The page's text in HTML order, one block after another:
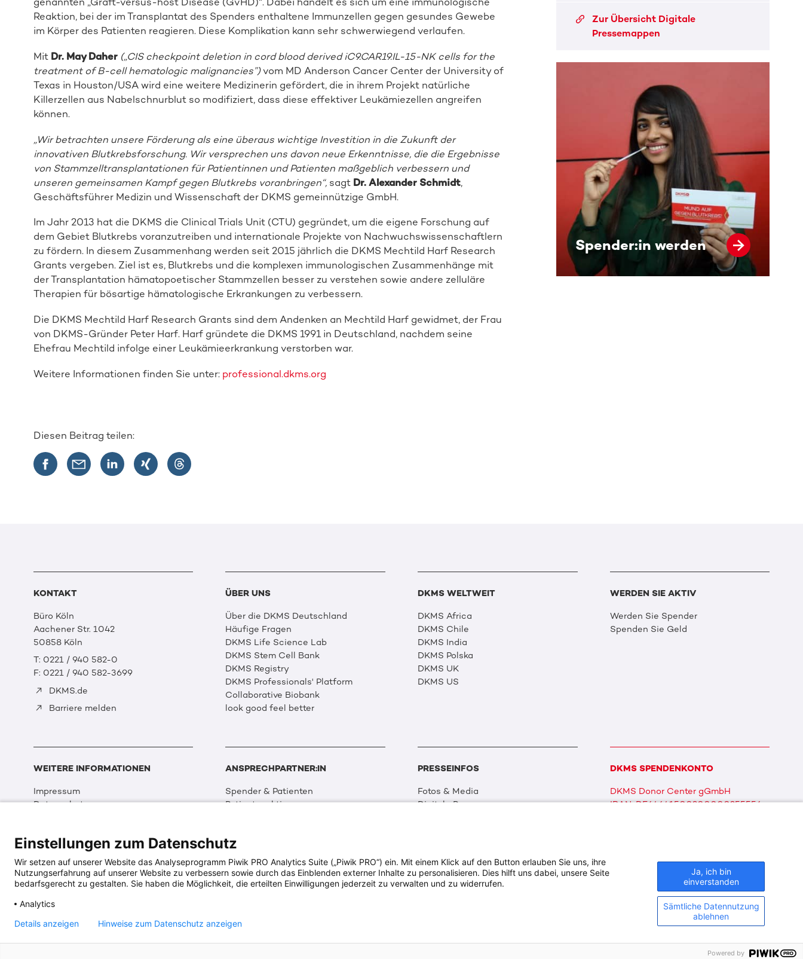
Reaktion, bei der im Transplantat des Spenders enthaltene Immunzellen gegen gesundes Gewebe
im Körper des Patienten reagieren. Diese Komplikation kann sehr schwerwiegend verlaufen.
Mit Dr. May Daher („CIS checkpoint deletion in cord blood derived iC9.CAR19.IL-15-NK cells for the
treatment of B-cell hematologic malignancies”)vom MD Anderson Cancer Center der University of
Texas in Houston/USA wird eine weitere Medizinerin gefördert, die in ihrem Projekt natürliche
Killerzellen aus Nabelschnurblut so modifiziert, dass diese effektiver Leukämiezellen angreifen
können.
„Wir betrachten unsere Förderung als eine überaus wichtige Investition in die Zukunft der
innovativen Blutkrebsforschung. Wir versprechen uns davon neue Erkenntnisse, die die Ergebnisse
von Stammzelltransplantationen für Patientinnen und Patienten maßgeblich verbessern und
unseren gemeinsamen Kampf gegen Blutkrebs voranbringen“,sagt Dr. Alexander Schmidt,
Geschäftsführer Medizin und Wissenschaft der DKMS gemeinnützige GmbH.
Im Jahr 2013 hat die DKMS die Clinical Trials Unit (CTU) gegründet, um die eigene Forschung auf
dem Gebiet Blutkrebs voranzutreiben und internationale Projekte von Nachwuchswissenschaftlern
zu fördern. In diesem Zusammenhang werden seit 2015 jährlich die DKMS Mechtild Harf Research
Grants vergeben. Ziel ist es, Blutkrebs und die komplexen immunologischen Zusammenhänge mit
der Transplantation hämatopoetischer Stammzellen besser zu verstehen sowie andere zelluläre
Therapien für bösartige hämatologische Erkrankungen zu verbessern.
Die DKMS Mechtild Harf Research Grants sind dem Andenken an Mechtild Harf gewidmet, der Frau
von DKMS-Gründer Peter Harf. Harf gründete die DKMS 1991 in Deutschland, nachdem seine
Ehefrau Mechtild infolge einer Leukämieerkrankung verstorben war.
Weitere Informationen finden Sie unter: professional.dkms.org
Diesen Beitrag teilen:
Zur Übersicht Digitale
Pressemappen
Spender:in werden
Spender:in werden
KONTAKT
Büro Köln
Aachener Str. 1042
50858 Köln
T: 0221 / 940 582-0
F: 0221 / 940 582-3699
DKMS.de
Barriere melden
ÜBER UNS
Über die DKMS Deutschland
Häufige Fragen
DKMS Life Science Lab
DKMS Stem Cell Bank
DKMS Registry
DKMS Professionals' Platform
Collaborative Biobank
look good feel better
DKMS WELTWEIT
DKMS Africa
DKMS Chile
DKMS India
DKMS Polska
DKMS UK
DKMS US
WERDEN SIE AKTIV
Werden Sie Spender
Spenden Sie Geld
WEITERE INFORMATIONEN
Impressum
Datenschutz
Erklärung zur Barrierefreiheit
ANSPRECHPARTNER:IN
Spender & Patienten
Patientenaktionen
Event
Medizin & Forschung
Organisation & Transparenz
DKMS Weltweit
PRESSEINFOS
Fotos & Media
Digitale Pressemappen
DKMS SPENDENKONTO
DKMS Donor Center gGmbH
IBAN: DE64641500200000255556
Einstellungen zum Datenschutz
Wir setzen auf unserer Website das Analyseprogramm Piwik PRO Analytics Suite („Piwik PRO“) ein. Mit einem Klick auf den Button erlauben Sie uns, ihre
Nutzungserfahrung auf unserer Website zu verbessern sowie durch das Einblenden externer Inhalte zu personalisieren. Dies hilft uns dabei, unsere Seite
bedarfsgerecht zu gestalten. Sie haben die Möglichkeit, die erteilten Einwilligungen jederzeit zu verwalten und zu widerrufen.
Analytics
Ja, ich bin
einverstanden
Sämtliche Datennutzung
ablehnen
Details anzeigen Hinweise zum Datenschutz anzeigen
Powered by